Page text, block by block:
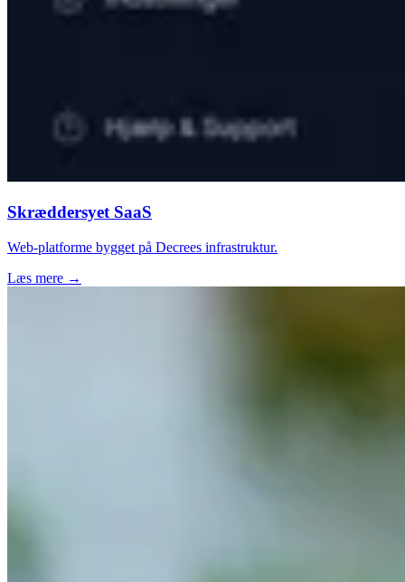
Skræddersyet SaaS
Web-platforme bygget på Decrees infrastruktur.
Læs mere →